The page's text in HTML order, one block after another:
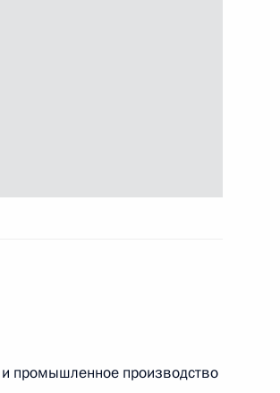
и промышленное производство